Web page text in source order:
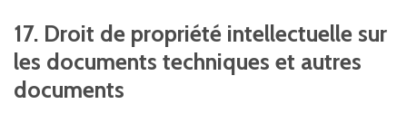
17. Droit de propriété intellectuelle sur
les documents techniques et autres
documents